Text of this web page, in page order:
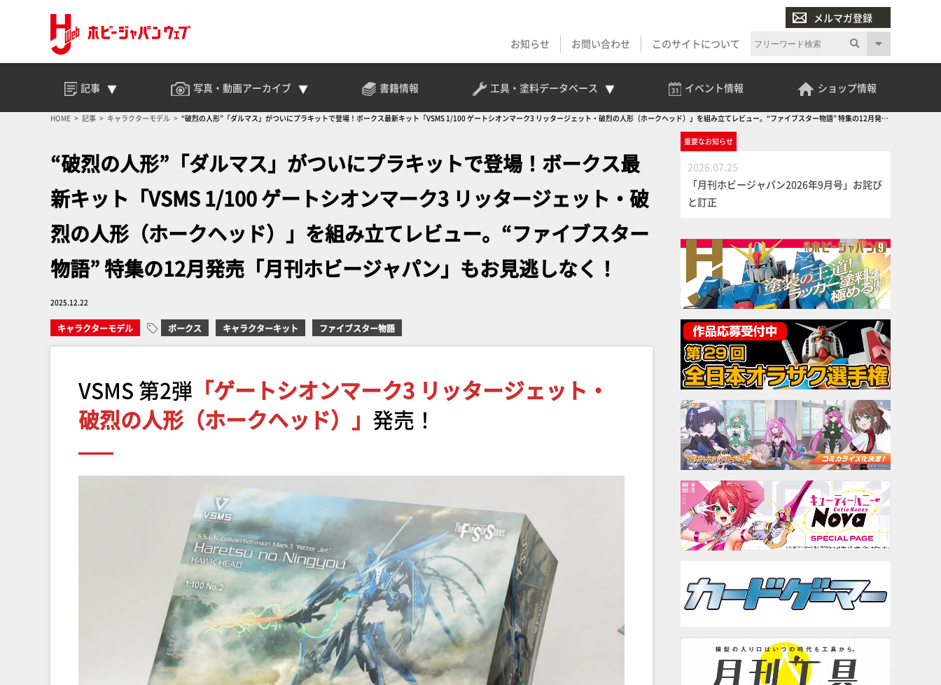
メルマガ登録
お知らせ
お問い合わせ このサイトについて
記事 写真・動画アーカイブ 書籍情報 工具・塗料データベース イベント情報 ショップ情報
HOME 記事 キャラクターモデル
“破烈の人形”「ダルマス」がついにプラキットで登場！ボークス最新キット「VSMS 1/100 ゲートシオンマーク3 リッタージェット・破烈の人形（ホークヘッド）」を組み立てレビュー。“ファイブスター物語” 特集の12月発売
“破烈の人形”「ダルマス」がついにプラキットで登場！ボークス最
新キット「VSMS 1/100 ゲートシオンマーク3 リッタージェット・破
烈の人形（ホークヘッド）」を組み立てレビュー。“ファイブスター
物語” 特集の12月発売「月刊ホビージャパン」もお見逃しなく！
2025.12.22
キャラクターモデル ボークス キャラクターキット ファイブスター物語
VSMS 第2弾 「ゲートシオンマーク3 リッタージェット・
破烈の人形（ホークヘッド）」 発売！
重要なお知らせ
2026.07.25
「月刊ホビージャパン2026年9月号」お詫び
と訂正